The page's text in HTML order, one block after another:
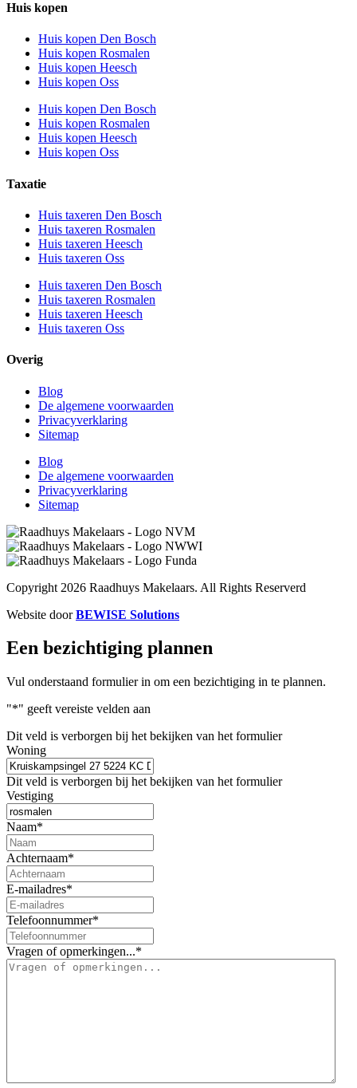
Huis kopen
Huis kopen Den Bosch
Huis kopen Rosmalen
Huis kopen Heesch
Huis kopen Oss
Huis kopen Den Bosch
Huis kopen Rosmalen
Huis kopen Heesch
Huis kopen Oss
Taxatie
Huis taxeren Den Bosch
Huis taxeren Rosmalen
Huis taxeren Heesch
Huis taxeren Oss
Huis taxeren Den Bosch
Huis taxeren Rosmalen
Huis taxeren Heesch
Huis taxeren Oss
Overig
Blog
De algemene voorwaarden
Privacyverklaring
Sitemap
Blog
De algemene voorwaarden
Privacyverklaring
Sitemap
Copyright 2026 Raadhuys Makelaars. All Rights Reserverd
Website doorBEWISE Solutions
Een bezichtiging plannen​
Vul onderstaand formulier in om een bezichtiging in te plannen.
"*" geeft vereiste velden aan
Dit veld is verborgen bij het bekijken van het formulier
Woning
Dit veld is verborgen bij het bekijken van het formulier
Vestiging
Naam*
Achternaam*
E-mailadres*
Telefoonnummer*
Vragen of opmerkingen...*